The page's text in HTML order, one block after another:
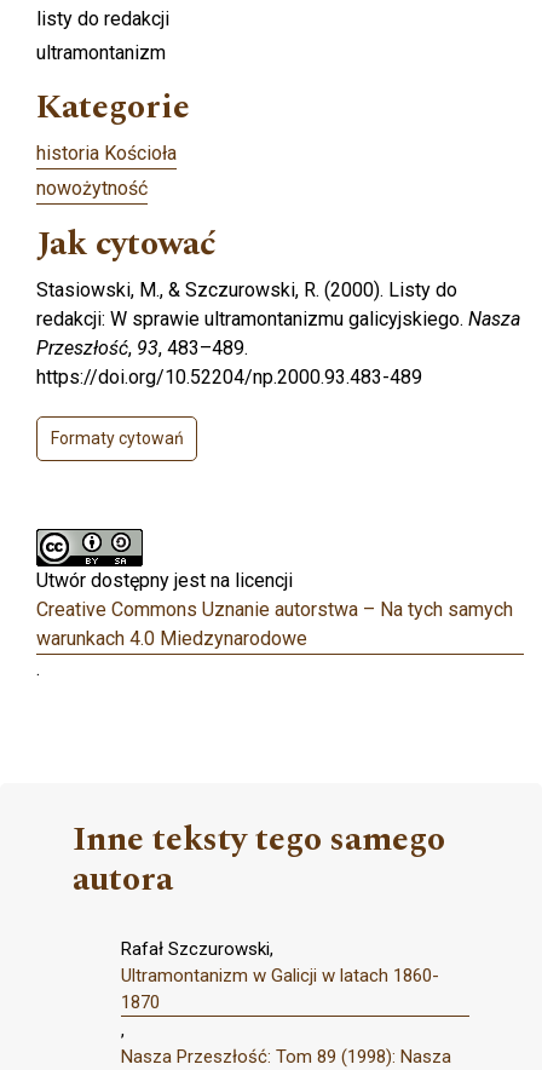
listy do redakcji
ultramontanizm
Kategorie
historia Kościoła
nowożytność
Jak cytować
Stasiowski, M., & Szczurowski, R. (2000). Listy do
redakcji: W sprawie ultramontanizmu galicyjskiego. Nasza
Przeszłość, 93, 483–489.
https://doi.org/10.52204/np.2000.93.483-489
Formaty cytowań
Utwór dostępny jest na licencji
Creative Commons Uznanie autorstwa – Na tych samych
warunkach 4.0 Miedzynarodowe
.
Inne teksty tego samego
autora
Rafał Szczurowski,
Ultramontanizm w Galicji w latach 1860-
1870
,
Nasza Przeszłość: Tom 89 (1998): Nasza